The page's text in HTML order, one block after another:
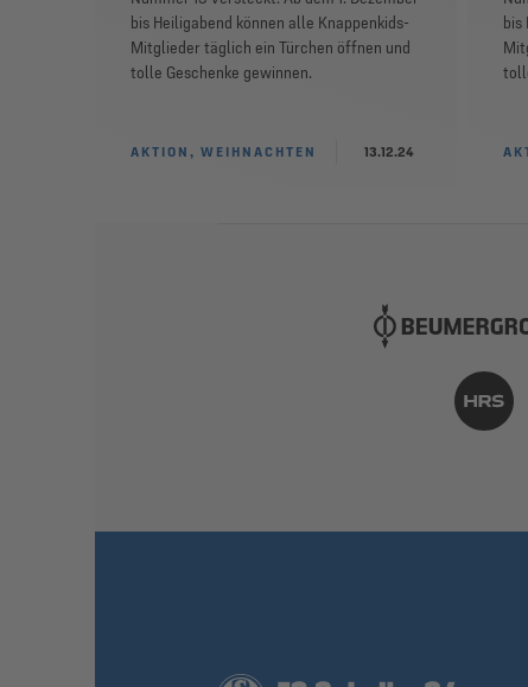
bis Heiligabend können alle Knappenkids-
Mitglieder täglich ein Türchen öffnen und
tolle Geschenke gewinnen.
AKTION, WEIHNACHTEN 13.12.24
bis